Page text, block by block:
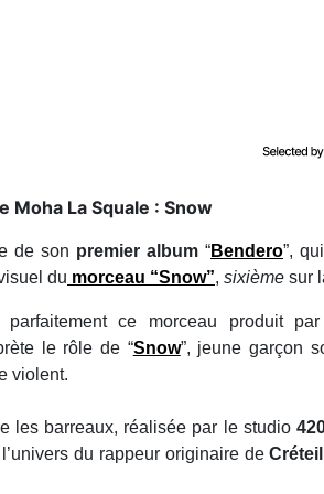
Moha La Squale : Snow
de son premier album “Bendero”,
du morceau “Snow”, sixième sur
parfaitement ce morceau produit
le rôle de “Snow”, jeune garçon
violent.
les barreaux, réalisée par le studio
du rappeur originaire deCréteil